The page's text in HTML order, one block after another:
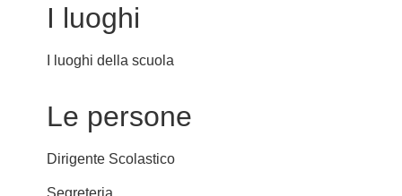
I luoghi
I luoghi della scuola
Le persone
Dirigente Scolastico